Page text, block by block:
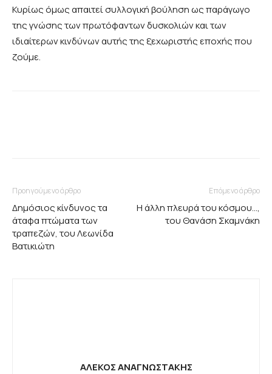
Κυρίως όμως απαιτεί συλλογική βούληση ως παράγωγο
της γνώσης των πρωτόφαντων δυσκολιών και των
ιδιαίτερων κινδύνων αυτής της ξεχωριστής εποχής που
ζούμε.
Προηγούμενο άρθρο
Δημόσιος κίνδυνος τα
άταφα πτώματα των
τραπεζών, του Λεωνίδα
Βατικιώτη
Επόμενο άρθρο
Η άλλη πλευρά του κόσμου…,
του Θανάση Σκαμνάκη
ΑΛΕΚΟΣ ΑΝΑΓΝΩΣΤΑΚΗΣ